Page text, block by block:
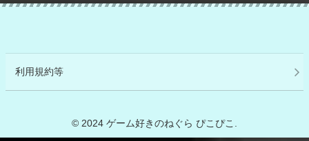
利用規約等
© 2024 ゲーム好きのねぐら ぴこぴこ.